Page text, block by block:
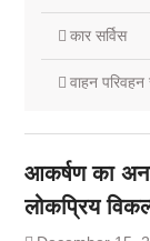
कार सर्विस
वाहन परिवहन
आकर्षण का
लोकप्रिय